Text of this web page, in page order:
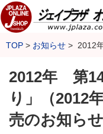
TOP お知らせ 2012
2012年 第
り」（2012
売のお知らせ